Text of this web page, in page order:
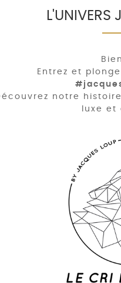
L'UNIVERS
Entrez et
notre
luxe et